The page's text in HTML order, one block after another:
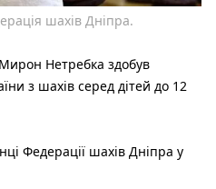
шахів Дніпра.
Нетребка здобув
з шахів серед дітей до 12
Федерації шахів Дніпра у